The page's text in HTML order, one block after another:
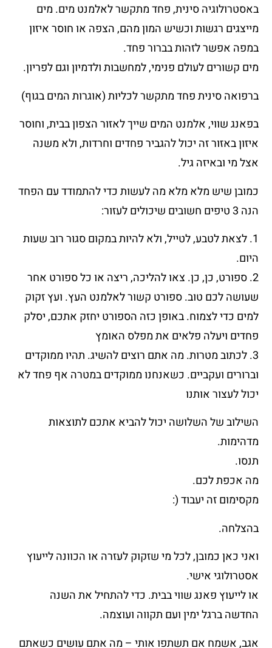
באסטרולוגיה סינית, פחד מתקשר לאלמנט מים. מים
מייצגים רגשות וכשיש המון מהם, הצפה או חוסר איזון
במפה אפשר לזהות בברור פחד.
מים קשורים לעולם פנימי, למחשבות ולדמיון וגם לפריון.
ברפואה סינית פחד מתקשר לכליות (אוגרות המים בגוף)
בפאנג שווי, אלמנט המים שייך לאזור הצפון בבית, וחוסר
איזון באזור זה יכול להגביר פחדים וחרדות, ולא משנה
אצל מי ובאיזה גיל.
כמובן שיש מלא מלא מה לעשות כדי להתמודד עם הפחד
הנה 3 טיפים חשובים שיכולים לעזור:
1. לצאת לטבע, לטייל, ולא להיות במקום סגור רוב שעות
היום.
2. ספורט, כן, כן. צאו להליכה, ריצה או כל ספורט אחר
שעושה לכם טוב. ספורט קשור לאלמנט העץ. ועץ זקוק
למים כדי לצמוח. באופן כזה הספורט יחזק אתכם, יסלק
פחדים ויעלה פלאים את מפלס האומץ
3. לכתוב מטרות. מה אתם רוצים להשיג. תהיו ממוקדים
וברורים ועקביים. כשאנחנו ממוקדים במטרה אף פחד לא
יכול לעצור אותנו
השילוב של השלושה יכול להביא אתכם לתוצאות
מדהימות.
תנסו.
מה אכפת לכם.
מקסימום זה יעבוד (:
בהצלחה.
ואני כאן כמובן, לכל מי שזקוק לעזרה או הכוונה לייעוץ
אסטרולוגי אישי.
או לייעוץ פאנג שווי בבית. כדי להתחיל את השנה
החדשה ברגל ימין ועם תקווה ועוצמה.
אגב, אשמח אם תשתפו אותי – מה אתם עושים כשאתם